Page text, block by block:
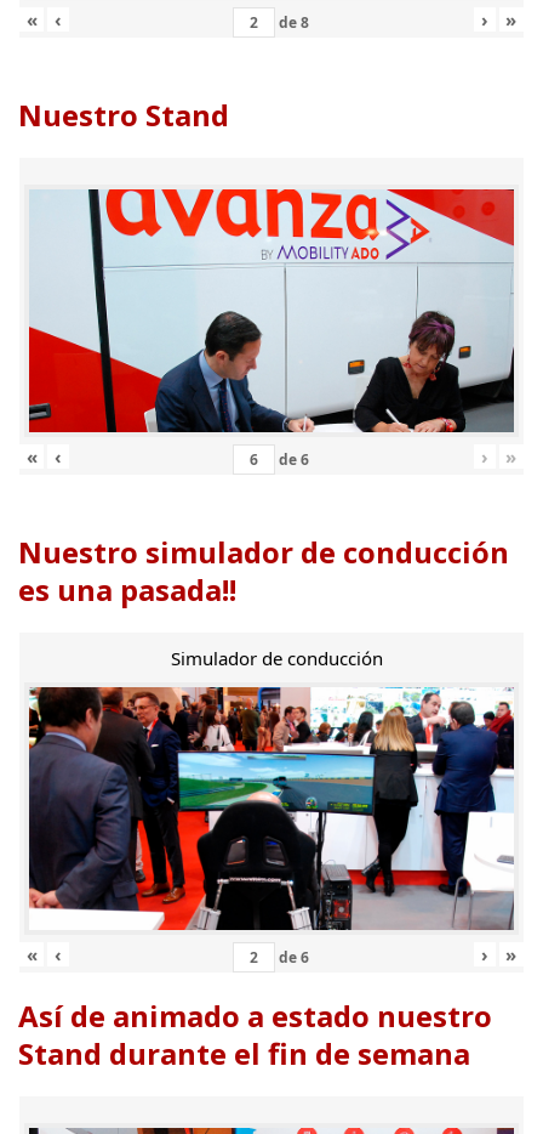
« ‹ de8 › »
Nuestro Stand
« ‹ de6 › »
Nuestro simulador de conducción
es una pasada!!
Simulador de conducción
« ‹ de6 › »
Así de animado a estado nuestro
Stand durante el fin de semana